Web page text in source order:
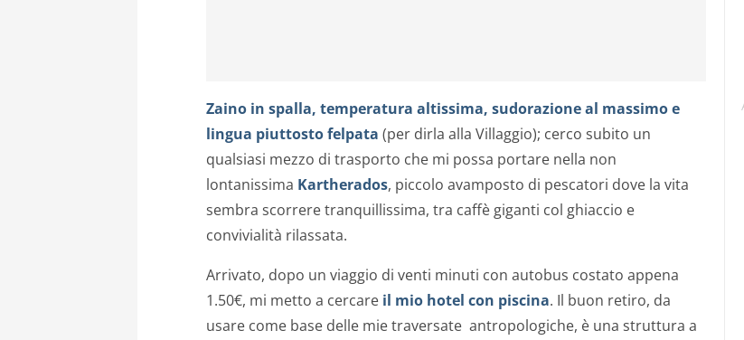
Zaino in spalla, temperatura altissima, sudorazione al massimo e
lingua piuttosto felpata (per dirla alla Villaggio); cerco subito un
qualsiasi mezzo di trasporto che mi possa portare nella non
lontanissima Kartherados, piccolo avamposto di pescatori dove la vita
sembra scorrere tranquillissima, tra caffè giganti col ghiaccio e
convivialità rilassata.
Arrivato, dopo un viaggio di venti minuti con autobus costato appena
1.50€, mi metto a cercare il mio hotel con piscina. Il buon retiro, da
usare come base delle mie traversate antropologiche, è una struttura a